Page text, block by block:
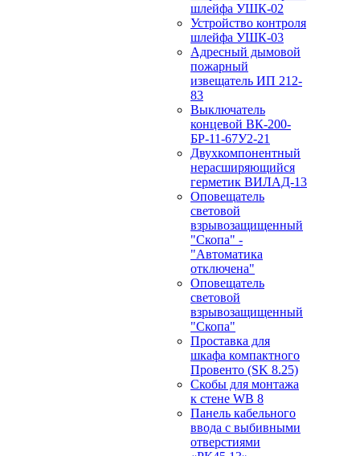
шлейфа УШК-02
Устройство контроля
шлейфа УШК-03
Адресный дымовой
пожарный
извещатель ИП 212-
83
Выключатель
концевой ВК-200-
БР-11-67У2-21
Двухкомпонентный
нерасширяющийся
герметик ВИЛАД-13
Оповещатель
световой
взрывозащищенный
"Скопа" -
"Автоматика
отключена"
Оповещатель
световой
взрывозащищенный
"Скопа"
Проставка для
шкафа компактного
Провенто (SK 8.25)
Скобы для монтажа
к стене WB 8
Панель кабельного
ввода с выбивными
отверстиями